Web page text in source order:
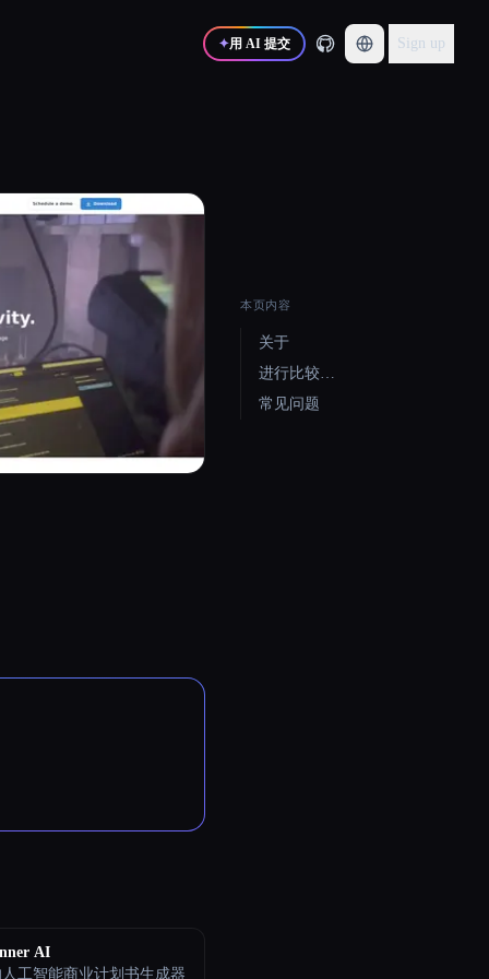
✦用 AI 提交 Sign up
AI
工智能商业计划书生成器
本页内容
关于
进行比较…
常见问题